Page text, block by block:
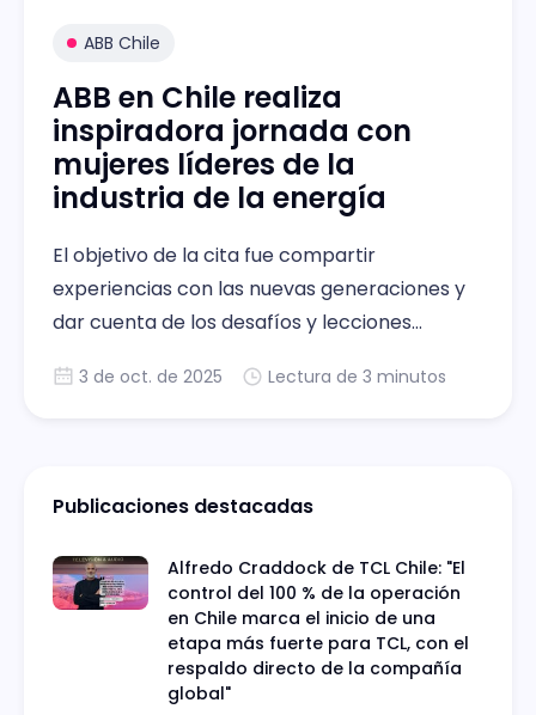
ABB Chile
ABB en Chile realiza
inspiradora jornada con
mujeres líderes de la
industria de la energía
El objetivo de la cita fue compartir
experiencias con las nuevas generaciones y
dar cuenta de los desafíos y lecciones
éxito.3 de oct. de 2025 Lectura de 3 minutos
Publicaciones destacadas
Alfredo Craddock de TCL Chile: "El
control del 100 % de la operación
en Chile marca el inicio de una
etapa más fuerte para TCL, con el
respaldo directo de la compañía
global"